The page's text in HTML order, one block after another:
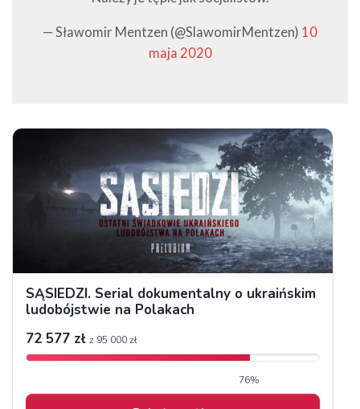
— Sławomir Mentzen (@SlawomirMentzen) 10
maja 2020